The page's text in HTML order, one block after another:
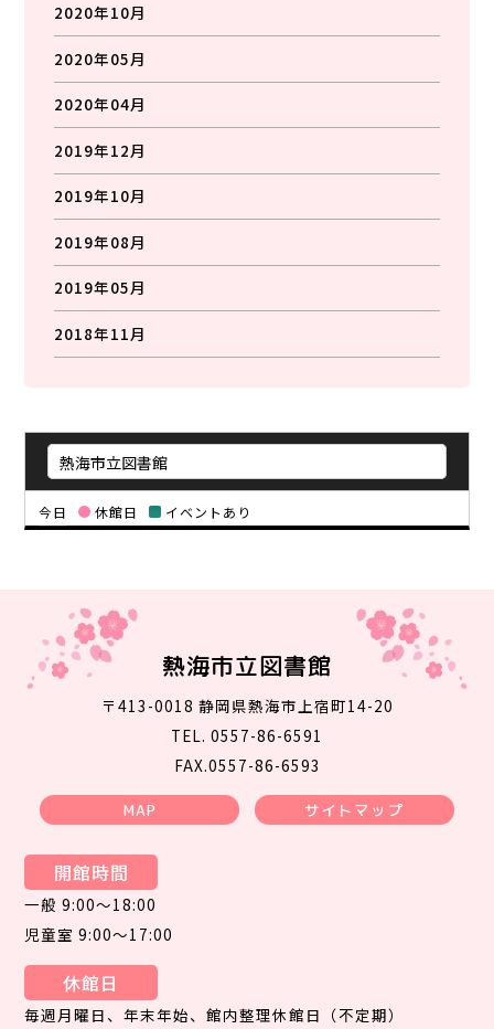
今日 休館日 イベントあり
2020年10月
2020年05月
2020年04月
2019年12月
2019年10月
2019年08月
2019年05月
2018年11月
熱海市立図書館
〒413-0018 静岡県熱海市上宿町14-20
TEL. 0557-86-6591
FAX.0557-86-6593
MAP サイトマップ
開館時間
一般 9:00～18:00
児童室 9:00～17:00
休館日
毎週月曜日、年末年始、館内整理休館日（不定期）